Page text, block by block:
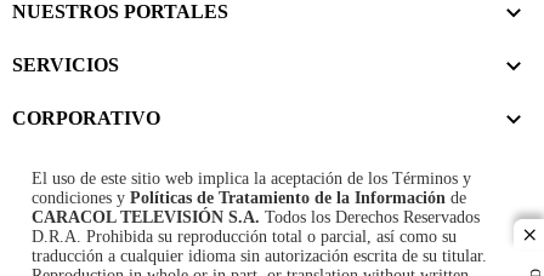
NUESTROS PORTALES
SERVICIOS
CORPORATIVO
El uso de este sitio web implica la aceptación de los Términos y
condiciones y Políticas de Tratamiento de la Información de
CARACOL TELEVISIÓN S.A. Todos los Derechos Reservados
D.R.A. Prohibida su reproducción total o parcial, así como su
traducción a cualquier idioma sin autorización escrita de su titular.